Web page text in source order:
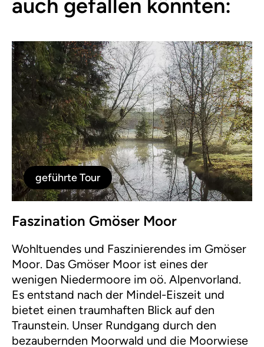
auch gefallen könnten:
geführte Tour
Faszination Gmöser Moor
Wohltuendes und Faszinierendes im Gmöser
Moor. Das Gmöser Moor ist eines der
wenigen Niedermoore im oö. Alpenvorland.
Es entstand nach der Mindel-Eiszeit und
bietet einen traumhaften Blick auf den
Traunstein. Unser Rundgang durch den
bezaubernden Moorwald und die Moorwiese